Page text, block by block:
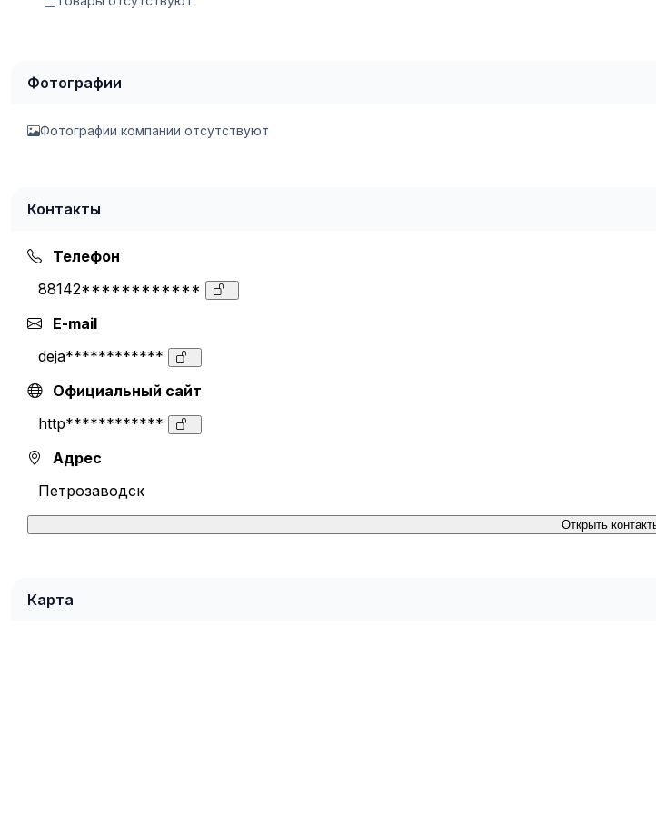
Фотографии
Фотографии компании отсутствуют
Контакты
Телефон
88142************
E-mail
deja************
Официальный сайт
http************
Адрес
Петрозаводск
Открыть
Карта